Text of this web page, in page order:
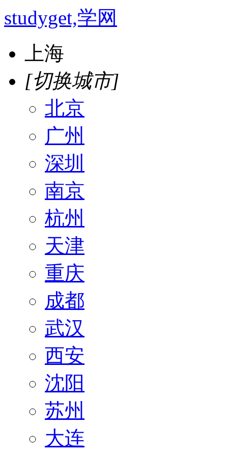
studyget,学网
上海
[切换城市]
北京
广州
深圳
南京
杭州
天津
重庆
成都
武汉
西安
沈阳
苏州
大连